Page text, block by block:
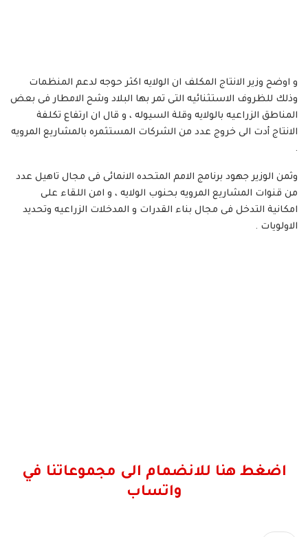
و اوضح وزير الانتاج المكلف ان الولايه اكثر حوجه لدعم المنظمات
وذلك للظروف الاستثنائيه التى تمر بها البلاد وشح الامطار فى بعض
المناطق الزراعيه بالولايه وقلة السيوله ، و قال ان ارتفاع تكلفة
الانتاج أدت الى خروج عدد من الشركات المستثمره بالمشاريع المرويه
.
وثمن الوزير جهود برنامج الامم المتحده الانمائى فى مجال تاهيل عدد
من قنوات المشاريع المرويه بحنوب الولايه ، و امن اللقاء على
امكانية التدخل فى مجال بناء القدرات و المدخلات الزراعيه وتحديد
الاولويات .
اضغط هنا للانضمام الى مجموعاتنا في
واتساب